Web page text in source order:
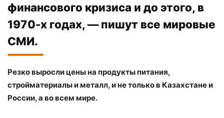
финансового кризиса и до этого, в
1970-х годах, — пишут все мировые
СМИ.
Резко выросли цены на продукты питания,
стройматериалы и металл, и не только в Казахстане и
России, а во всем мире.